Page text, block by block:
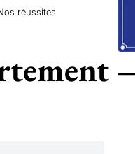
réussites